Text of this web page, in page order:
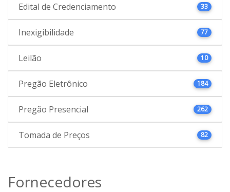
Edital de Credenciamento 33
Inexigibilidade 77
Leilão 10
Pregão Eletrônico 184
Pregão Presencial 262
Tomada de Preços 82
Fornecedores